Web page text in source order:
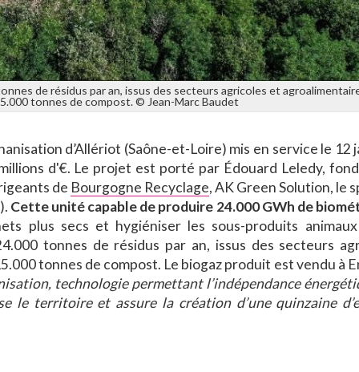
de résidus par an, issus des secteurs agricoles et
tonnes de compost. © Jean-Marc Baudet
d’Allériot (Saône-et-Loire) mis en service le 12
d'€. Le projet est porté par Édouard Leledy,
de Bourgogne Recyclage, AK Green Solution, le
Cette unité capable de produire 24.000 GWh de
plus secs et hygiéniser les sous-produits
tonnes de résidus par an, issus des secteurs
tonnes de compost. Le biogaz produit est vendu à
technologie permettant l’indépendance
le territoire et assure la création d’une quinzaine